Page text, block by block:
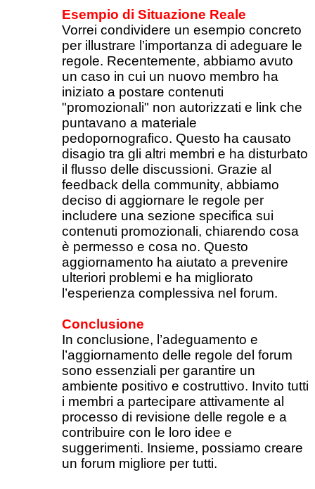
Esempio di Situazione Reale
Vorrei condividere un esempio concreto
per illustrare l’importanza di adeguare le
regole. Recentemente, abbiamo avuto
un caso in cui un nuovo membro ha
iniziato a postare contenuti
"promozionali" non autorizzati e link che
puntavano a materiale
pedopornografico. Questo ha causato
disagio tra gli altri membri e ha disturbato
il flusso delle discussioni. Grazie al
feedback della community, abbiamo
deciso di aggiornare le regole per
includere una sezione specifica sui
contenuti promozionali, chiarendo cosa
è permesso e cosa no. Questo
aggiornamento ha aiutato a prevenire
ulteriori problemi e ha migliorato
l’esperienza complessiva nel forum.
Conclusione
In conclusione, l’adeguamento e
l’aggiornamento delle regole del forum
sono essenziali per garantire un
ambiente positivo e costruttivo. Invito tutti
i membri a partecipare attivamente al
processo di revisione delle regole e a
contribuire con le loro idee e
suggerimenti. Insieme, possiamo creare
un forum migliore per tutti.